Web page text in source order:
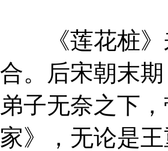
《莲花桩》
合。后宋朝末
弟子无奈之下
家》，无论是